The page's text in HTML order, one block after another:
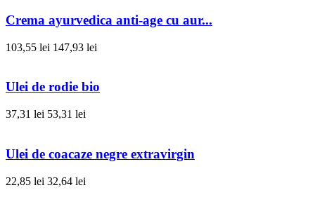
Crema ayurvedica anti-age cu aur...
103,55 lei 147,93 lei
Ulei de rodie bio
37,31 lei 53,31 lei
Ulei de coacaze negre extravirgin
22,85 lei 32,64 lei